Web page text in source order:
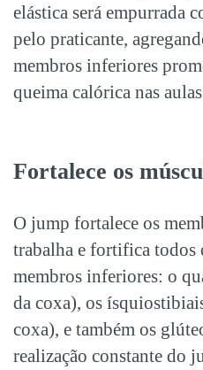
elástica será empurrada
pelo praticante,
membros inferiores
queima calórica nas
Fortalece os
O jump fortalece os
trabalha e fortifica todos
membros inferiores: o
da coxa), os
coxa), e também os
realização constante do